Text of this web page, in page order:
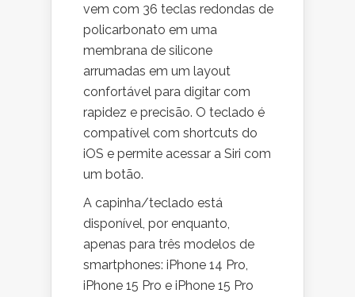
vem com 36 teclas redondas de
policarbonato em uma
membrana de silicone
arrumadas em um layout
confortável para digitar com
rapidez e precisão. O teclado é
compatível com shortcuts do
iOS e permite acessar a Siri com
um botão.
A capinha/teclado está
disponível, por enquanto,
apenas para três modelos de
smartphones: iPhone 14 Pro,
iPhone 15 Pro e iPhone 15 Pro